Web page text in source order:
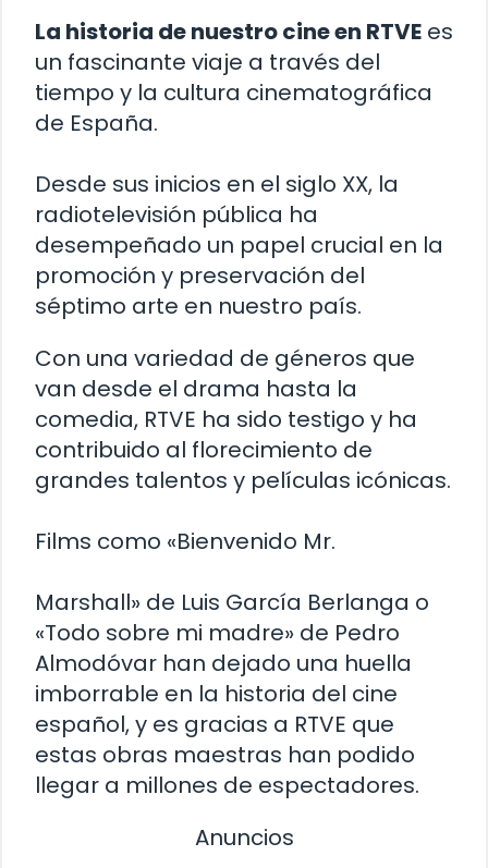
La historia de nuestro cine en RTVE es
un fascinante viaje a través del
tiempo y la cultura cinematográfica
de España.
Desde sus inicios en el siglo XX, la
radiotelevisión pública ha
desempeñado un papel crucial en la
promoción y preservación del
séptimo arte en nuestro país.
Con una variedad de géneros que
van desde el drama hasta la
comedia, RTVE ha sido testigo y ha
contribuido al florecimiento de
grandes talentos y películas icónicas.
Films como «Bienvenido Mr.
Marshall» de Luis García Berlanga o
«Todo sobre mi madre» de Pedro
Almodóvar han dejado una huella
imborrable en la historia del cine
español, y es gracias a RTVE que
estas obras maestras han podido
llegar a millones de espectadores.
Anuncios